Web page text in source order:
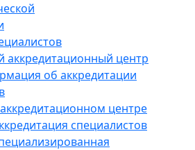
аккредитационный центр
об аккредитации
центре
специалистов